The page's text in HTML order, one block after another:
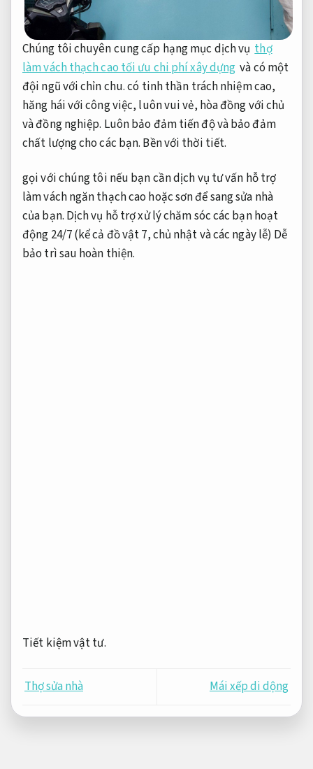
Chúng tôi chuyên cung cấp hạng mục dịch vụ thợ
làm vách thạch cao tối ưu chi phí xây dựng và có một
đội ngũ với chỉn chu. có tinh thần trách nhiệm cao,
hăng hái với công việc, luôn vui vẻ, hòa đồng với chủ
và đồng nghiệp. Luôn bảo đảm tiến độ và bảo đảm
chất lượng cho các bạn. Bền với thời tiết.
gọi với chúng tôi nếu bạn cần dịch vụ tư vấn hỗ trợ
làm vách ngăn thạch cao hoặc sơn để sang sửa nhà
của bạn. Dịch vụ hỗ trợ xử lý chăm sóc các bạn hoạt
động 24/7 (kể cả đồ vật 7, chủ nhật và các ngày lễ) Dễ
bảo trì sau hoàn thiện.
Tiết kiệm vật tư.
Thợ sửa nhà Mái xếp di dộng